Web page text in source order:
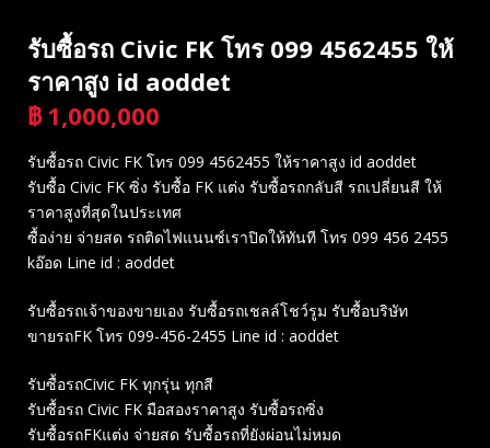
รับซื้อรถ Civic FK โทร 099 4562455 ให้
ราคาสูง id aoddet
฿ 1,000,000
รับซื้อรถ Civic FK โทร 099 4562455 ให้ราคาสูง id aoddet
รับซื้อ Civic FK ซิ่ง รับซื้อ FK แต่ง รับซื้อรถกลับสี รถเปลี่ยนสี ให้
ราคาสูงที่สุดในประเทศ
ซื้อง่าย จ่ายสด รถติดไฟแนนซ์เราปิดให้ทันที โทร 099 456 2455
kอ๊อด Line id : aoddet
รับซื้อรถเจ้าของขายเอง รับซื้อรถเชลล์โชว์รูม รับซื้อบริษัท
ขายรถFK โทร 099-456-2455 Line id : aoddet
รับซื้อรถCivic FK ทุกรุ่น ทุกสี
รับซื้อรถ Civic FK มือสองราคาสูง รับซื้อรถซิ่ง
รับซื้อรถFKแต่ง จ่ายสด รับซื้อรถที่ยังผ่อนไม่หมด